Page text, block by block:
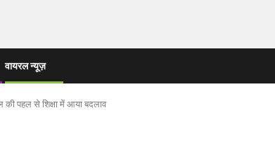
वायरल न्यूज़
पहल से शिक्षा में आया बदलाव